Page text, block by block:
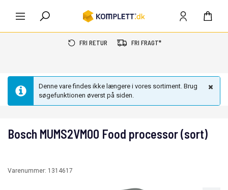
FRI RETUR FRI FRAGT*
Denne vare findes ikke længere i vores sortiment. Brug
søgefunktionen øverst på siden.
Bosch MUMS2VM00 Food processor (sort)
Varenummer: 1314617